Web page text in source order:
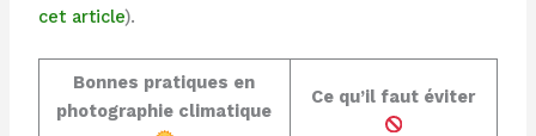
cet article).
Bonnes pratiques en
photographie climatique
Ce qu’il faut éviter